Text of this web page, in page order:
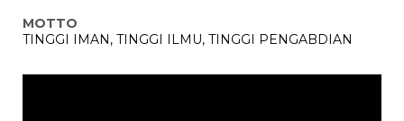
MOTTO
TINGGI IMAN, TINGGI ILMU, TINGGI PENGABDIAN